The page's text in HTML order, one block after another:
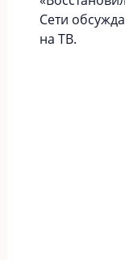
Сети
на ТВ.